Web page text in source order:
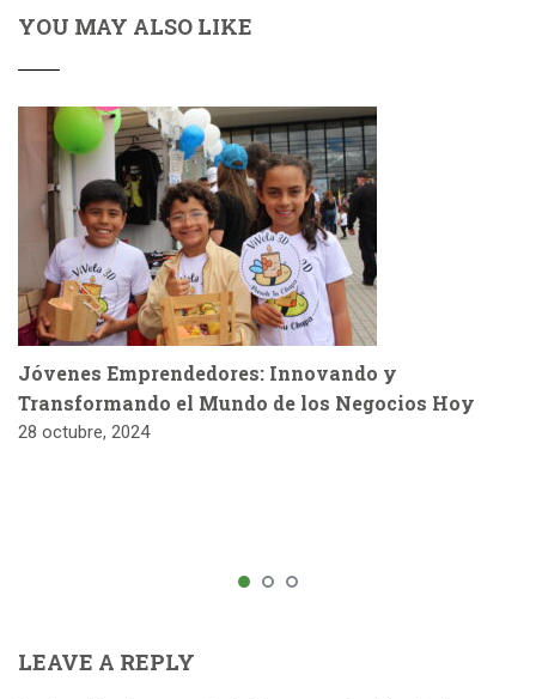
YOU MAY ALSO LIKE
Jóvenes Emprendedores: Innovando y
Transformando el Mundo de los Negocios Hoy
28 octubre, 2024
LEAVE A REPLY